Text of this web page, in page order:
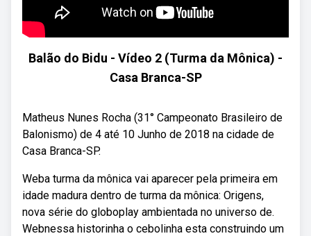
Balão do Bidu - Vídeo 2 (Turma da Mônica) -
Casa Branca-SP
Matheus Nunes Rocha (31° Campeonato Brasileiro de
Balonismo) de 4 até 10 Junho de 2018 na cidade de
Casa Branca-SP.
Weba turma da mônica vai aparecer pela primeira em
idade madura dentro de turma da mônica: Origens,
nova série do globoplay ambientada no universo de.
Webnessa historinha o cebolinha esta construindo um